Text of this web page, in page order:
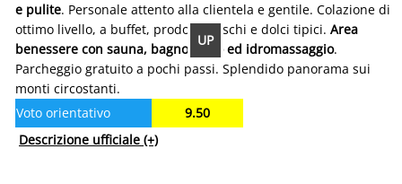
UP
e pulite. Personale attento alla clientela e gentile. Colazione di
ottimo livello, a buffet, prodotti freschi e dolci tipici. Area
benessere con sauna, bagno turco ed idromassaggio.
Parcheggio gratuito a pochi passi. Splendido panorama sui
monti circostanti.
Voto orientativo
9.50
Descrizione ufficiale (+)